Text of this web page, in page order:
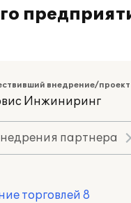
внедрение/проект
Инжиниринг
партнера
торговлей 8